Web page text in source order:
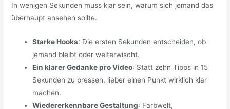
In wenigen Sekunden muss klar sein, warum sich jemand das
überhaupt ansehen sollte.
Starke Hooks: Die ersten Sekunden entscheiden, ob
jemand bleibt oder weiterwischt.
Ein klarer Gedanke pro Video: Statt zehn Tipps in 15
Sekunden zu pressen, lieber einen Punkt wirklich klar
machen.
Wiedererkennbare Gestaltung: Farbwelt,